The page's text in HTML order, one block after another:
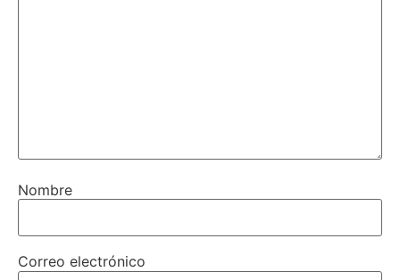
Nombre
Correo electrónico